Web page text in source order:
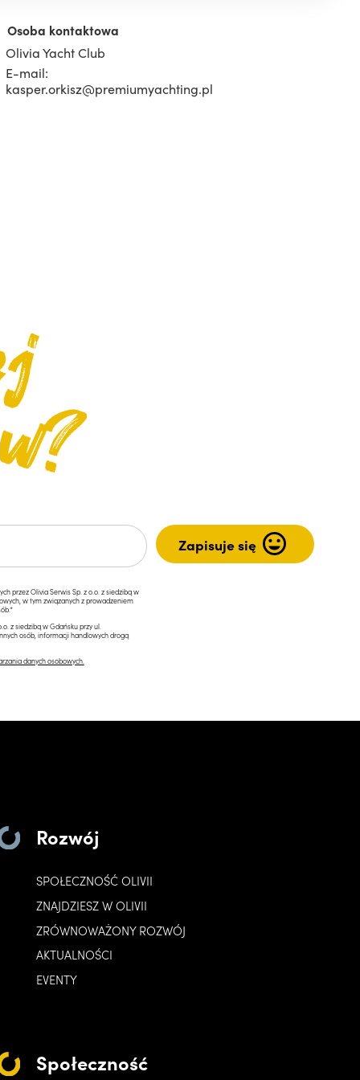
Osoba kontaktowa
Olivia Yacht Club
E-mail:
kasper.orkisz@premiumyachting.pl
przez Olivia Serwis Sp. z o.o. z siedzibą w
w tym związanych z prowadzeniem
z siedzibą w Gdańsku przy ul.
osób, informacji handlowych drogą
danych osobowych.
Rozwój
SPOŁECZNOŚĆ OLIVII
ZNAJDZIESZ W OLIVII
ZRÓWNOWAŻONY ROZWÓJ
AKTUALNOŚCI
EVENTY
Społeczność